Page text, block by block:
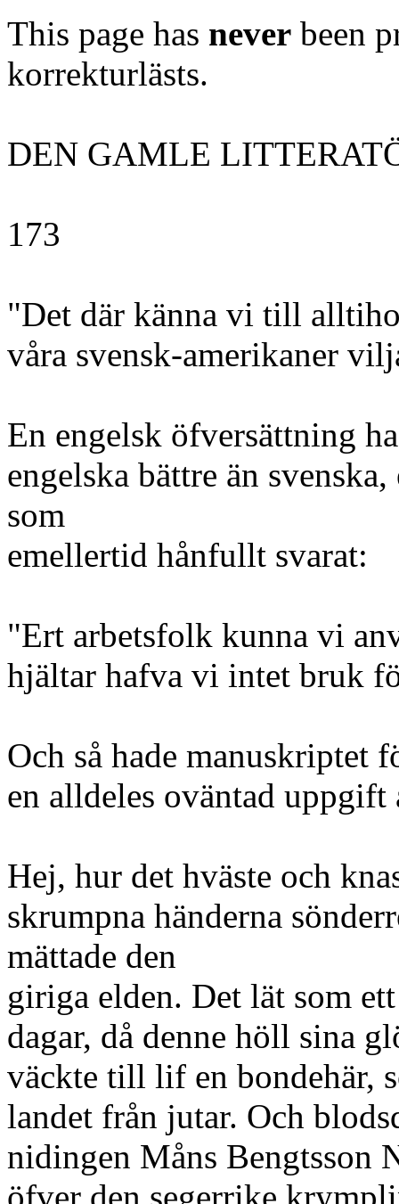
This page has never been
korrekturlästs.
DEN GAMLE
173
"Det där känna vi till
våra svensk-amerikaner
En engelsk öfversättning
engelska bättre än
som
emellertid hånfullt svarat:
"Ert arbetsfolk kunna vi
hjältar hafva vi intet bruk
Och så hade
en alldeles oväntad
Hej, hur det hväste och
skrumpna händerna
mättade den
giriga elden. Det lät som
dagar, då denne höll sina
väckte till lif en bondehär,
landet från jutar. Och
nidingen Måns Bengtsson